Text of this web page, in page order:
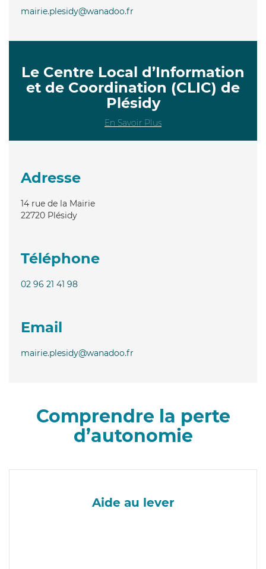
mairie.plesidy@wanadoo.fr
Le Centre Local d’Information
et de Coordination (CLIC) de
Plésidy
En Savoir Plus
Adresse
14 rue de la Mairie
22720 Plésidy
Téléphone
02 96 21 41 98
Email
mairie.plesidy@wanadoo.fr
Comprendre la perte
d’autonomie
Aide au lever